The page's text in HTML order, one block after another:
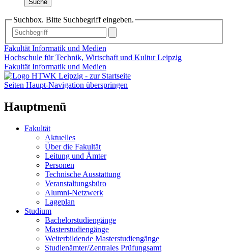
Suche
Suchbox. Bitte Suchbegriff eingeben.
Fakultät Informatik und Medien
Hochschule für Technik, Wirtschaft und Kultur Leipzig
Fakultät Informatik und Medien
Seiten Haupt-Navigation überspringen
Hauptmenü
Fakultät
Aktuelles
Über die Fakultät
Leitung und Ämter
Personen
Technische Ausstattung
Veranstaltungsbüro
Alumni-Netzwerk
Lageplan
Studium
Bachelorstudiengänge
Masterstudiengänge
Weiterbildende Masterstudiengänge
Studienämter/Zentrales Prüfungsamt